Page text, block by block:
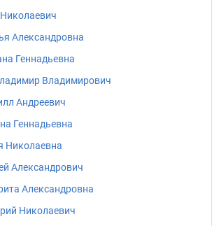
Александровна
Геннадьевна
Владимирович
Андреевич
Геннадьевна
Николаевна
Александрович
Александровна
Николаевич